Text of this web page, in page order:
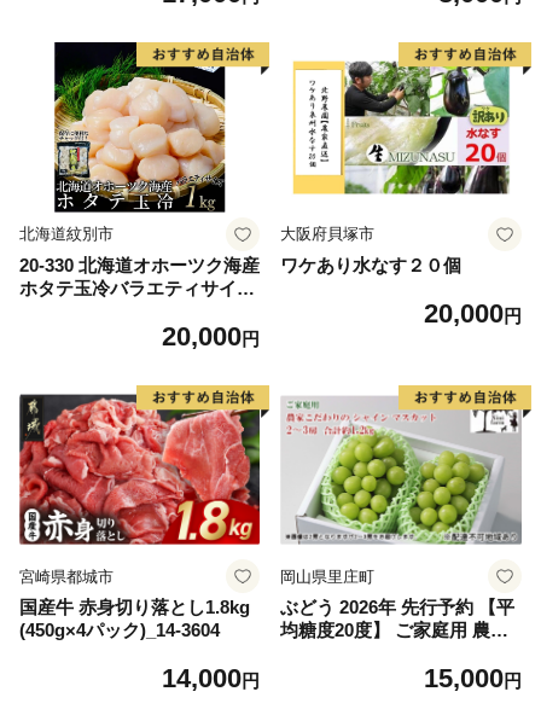
農家直送 期間限定 特産品 サ
イズミックス くらもとファー
ム 愛南町 愛媛県
北海道紋別市
20-330 北海道オホーツク海産
ホタテ玉冷バラエティサイズ
20,000円
大阪府貝塚市
ワケあり水なす２０個
20,000円
宮崎県都城市
国産牛 赤身切り落とし1.8kg
(450g×4パック)_14-3604
14,000円
岡山県里庄町
ぶどう 2026年 先行予約 【平
均糖度20度】 ご家庭用 農家
ット 2～3房 合計約1.2kg ブ
15,000円